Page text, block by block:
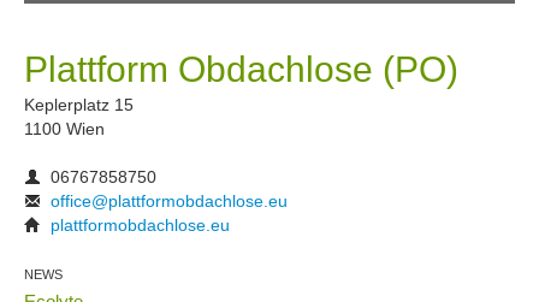
Plattform Obdachlose (PO)
Keplerplatz 15
1100 Wien
06767858750
office@plattformobdachlose.eu
plattformobdachlose.eu
NEWS